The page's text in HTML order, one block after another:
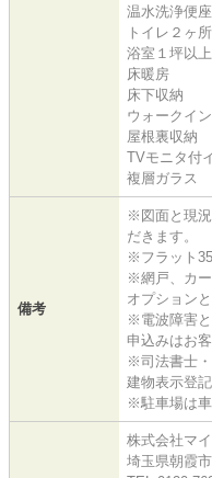
温水洗浄便座
トイレ２ヶ所
浴室１坪以上
床暖房
床下収納
ウォークイ
屋根裏収納
TVモニタ付
複層ガラス
備考
※図面と現
だきます。
※フラット
※網戸、カ
オプションと
※電波障害
申込みはお
※司法書士・
建物表示登
※駐車場は車
株式会社マ
埼玉県朝霞